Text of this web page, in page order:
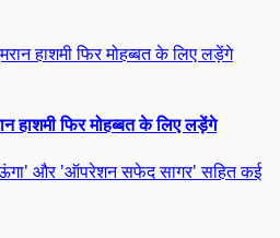
हाशमी फिर मोहब्बत के लिए लड़ेंगे